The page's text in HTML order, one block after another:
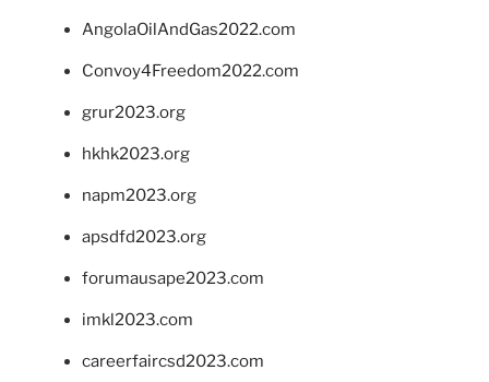
AngolaOilAndGas2022.com
Convoy4Freedom2022.com
grur2023.org
hkhk2023.org
napm2023.org
apsdfd2023.org
forumausape2023.com
imkl2023.com
careerfaircsd2023.com